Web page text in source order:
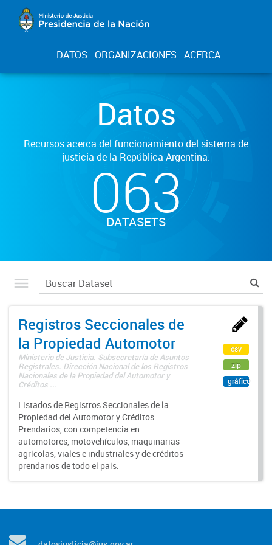
DATOS ORGANIZACIONES ACERCA
Datos
Recursos acerca del funcionamiento del sistema de
justicia de la República Argentina.
063
DATASETS
Registros Seccionales de
la Propiedad Automotor
Ministerio de Justicia. Subsecretaría de Asuntos
Registrales. Dirección Nacional de los Registros
Nacionales de la Propiedad del Automotor y
Créditos ...
Listados de Registros Seccionales de la
Propiedad del Automotor y Créditos
Prendarios, con competencia en
automotores, motovehículos, maquinarias
agrícolas, viales e industriales y de créditos
prendarios de todo el país.
csv
zip
gráfico